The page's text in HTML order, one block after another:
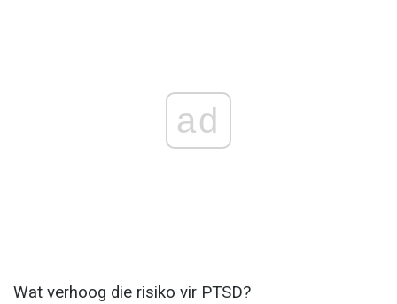
ad
Wat verhoog die risiko vir PTSD?